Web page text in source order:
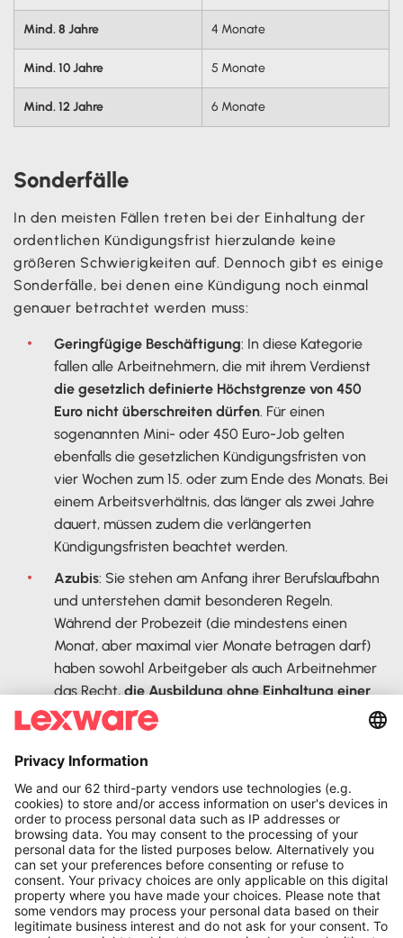
Mind. 8 Jahre 4 Monate
Mind. 10 Jahre 5 Monate
Mind. 12 Jahre 6 Monate
Sonderfälle
In den meisten Fällen treten bei der Einhaltung der
ordentlichen Kündigungsfrist hierzulande keine
größeren Schwierigkeiten auf. Dennoch gibt es einige
Sonderfälle, bei denen eine Kündigung noch einmal
genauer betrachtet werden muss:
Geringfügige Beschäftigung: In diese Kategorie
fallen alle Arbeitnehmern, die mit ihrem Verdienst
die gesetzlich definierte Höchstgrenze von 450
Euro nicht überschreiten dürfen. Für einen
sogenannten Mini- oder 450 Euro-Job gelten
ebenfalls die gesetzlichen Kündigungsfristen von
vier Wochen zum 15. oder zum Ende des Monats. Bei
einem Arbeitsverhältnis, das länger als zwei Jahre
dauert, müssen zudem die verlängerten
Kündigungsfristen beachtet werden.
Azubis: Sie stehen am Anfang ihrer Berufslaufbahn
und unterstehen damit besonderen Regeln.
Während der Probezeit (die mindestens einen
Monat, aber maximal vier Monate betragen darf)
haben sowohl Arbeitgeber als auch Arbeitnehmer
das Recht,die Ausbildung ohne Einhaltung einer
bestimmten Kündigungsfrist zu beenden
Vorgang muss lediglich schriftlich erfolgen. Nach der
Probezeit steht es Azubis zu, ihr Arbeitsverhältnis
unter Berücksichtigung einer Kündigungsfrist von
vier Wochen aufzulösen. Der Arbeitgeber oder die
Arbeitgeberin kann ab diesem Zeitpunkt für die
Dauer der Ausbildung keine ordentliche Kündigung
aussprechen.
Menschen mit Handicap: Für Schwerbehinderte
greift durch das SGB IXeine